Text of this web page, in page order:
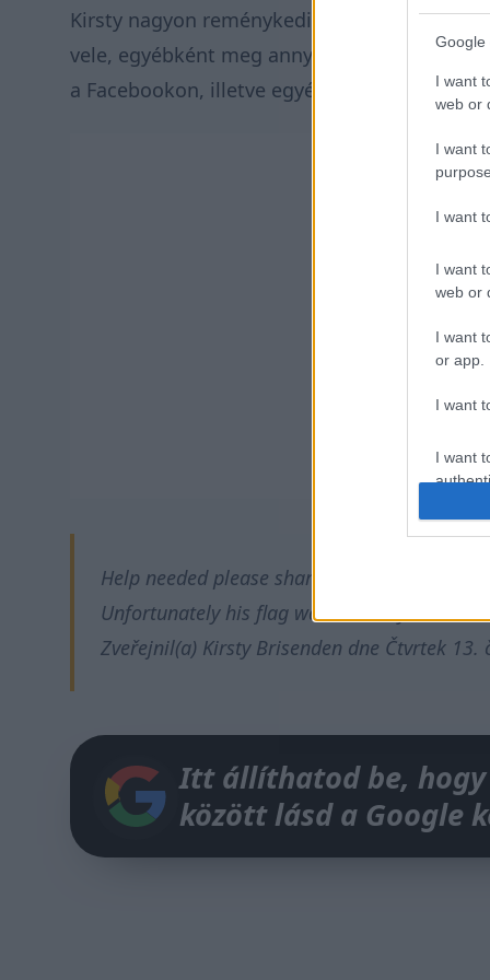
Google
I want
web or
I want
I want
I want
web or
I want
or app.
I want
I want
Kirsty nagyon reménykedik benne, hogy
vele, egyébként meg annyival járuljatok
a Facebookon, illetve egyéb közösségi
Help needed please share: my dad went to
Unfortunately his flag was taken by…
Zveřejnil(a) Kirsty Brisenden dne Čtvrtek 13.
Itt állíthatod be, hogy
között lásd a Google